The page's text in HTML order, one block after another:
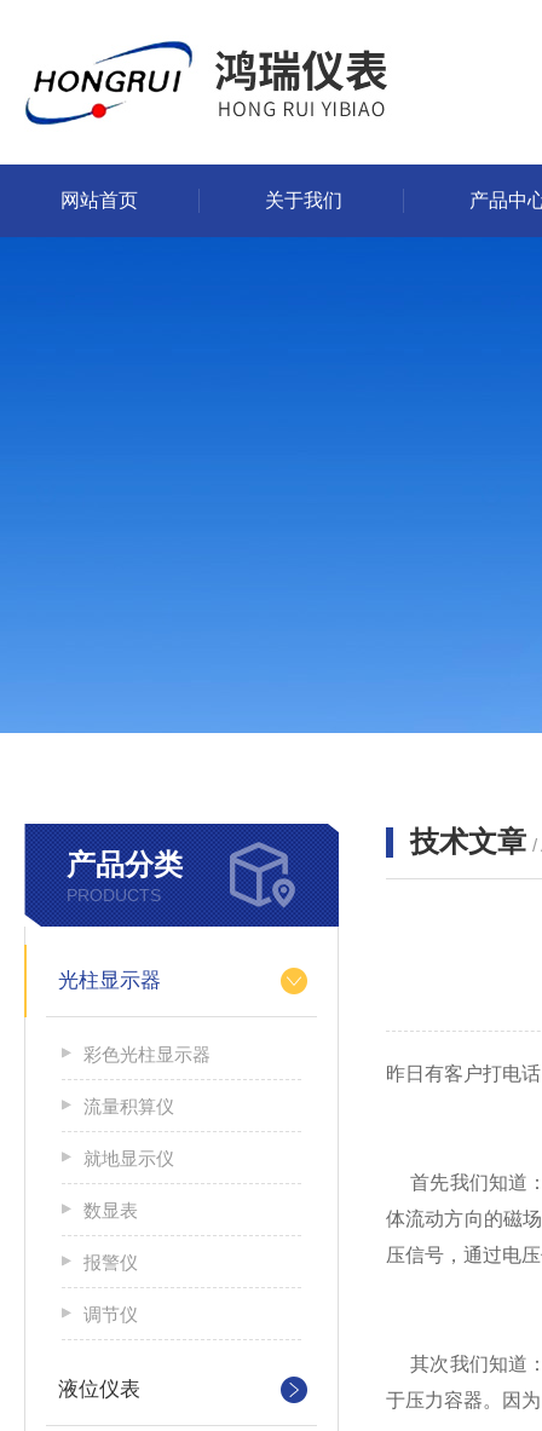
网站首页 关于我们 产品中
产品分类
PRODUCTS
光柱显示器
彩色光柱显示器
流量积算仪
就地显示仪
数显表
报警仪
调节仪
液位仪表
技术文章 /
昨日有客户打电
首先我们知道：
体流动方向的磁
压信号，通过电
其次我们知道：
于压力容器。因